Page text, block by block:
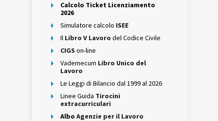
Calcolo Ticket Licenziamento
2026
Simulatore calcolo ISEE
Il Libro V Lavoro del Codice Civile
CIGS on-line
Vademecum Libro Unico del
Lavoro
Le Leggi di Bilancio dal 1999 al 2026
Linee Guida Tirocini
extracurriculari
Albo Agenzie per il Lavoro